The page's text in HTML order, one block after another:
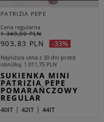
PATRIZIA PEPE
Cena regularna
1 349,00 PLN
903,83 PLN -33%
Najniższa cena z 30 dni przed
obniżką 1 011,75 PLN
SUKIENKA MINI
PATRIZIA PEPE
POMARAŃCZOWY
REGULAR
40IT 42IT 44IT